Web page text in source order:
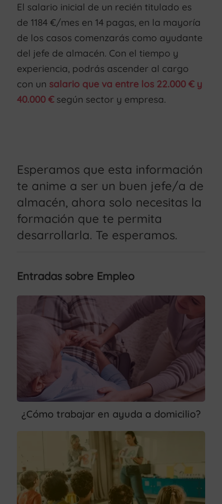
El salario inicial de un recién titulado es
de 1184 €/mes en 14 pagas, en la mayoría
de los casos comenzarás como ayudante
del jefe de almacén. Con el tiempo y
experiencia, podrás ascender al cargo
con un salario que va entre los 22.000 € y
40.000 €según sector y empresa.
Esperamos que esta información
te anime a ser un buen jefe/a de
almacén, ahora solo necesitas la
formación que te permita
desarrollarla. Te esperamos.
Entradas sobre Empleo
¿Cómo trabajar en ayuda a domicilio?